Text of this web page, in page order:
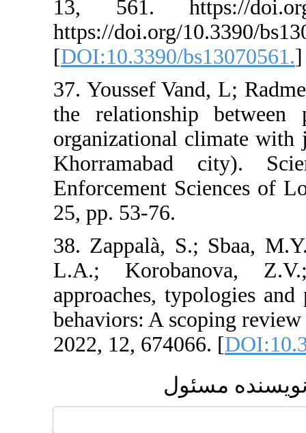
13, 561.
https://doi.org/
[DOI:10.3390/
37. Youssef
the
organizational
Enforcement
25, pp. 53-76.
38. Zappalà,
L.A.;
approaches,
behaviors: A
2022, 12,